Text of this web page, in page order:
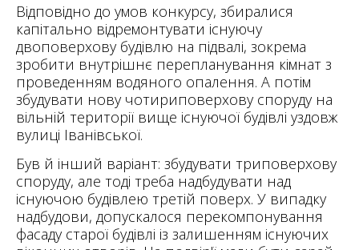
Відповідно до умов конкурсу, збиралися
капітально відремонтувати існуючу
двоповерхову будівлю на підвалі, зокрема
зробити внутрішнє перепланування кімнат з
проведенням водяного опалення. А потім
збудувати нову чотириповерхову споруду на
вільній території вище існуючої будівлі уздовж
вулиці Іванівської.
Був й інший варіант: збудувати триповерхову
споруду, але тоді треба надбудувати над
існуючою будівлею третій поверх. У випадку
надбудови, допускалося перекомпонування
фасаду старої будівлі із залишенням існуючих